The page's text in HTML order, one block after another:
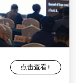
点击查看+